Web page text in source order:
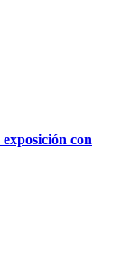
exposición con